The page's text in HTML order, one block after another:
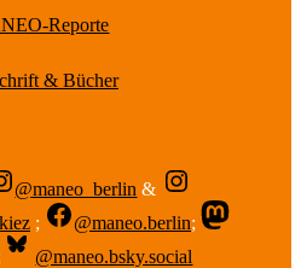
Reporte
& Bücher
@maneo_berlin &
; @maneo.berlin;
@maneo.bsky.social